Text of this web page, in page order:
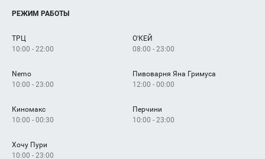
Услуги
Рекламодателям
Как добраться
РЕЖИМ РАБОТЫ
ТРЦ
10:00 - 22:00
О'КЕЙ
08:00 - 23:00
Nemo
10:00 - 23:00
Пивоварня Яна Гримуса
12:00 - 00:00
Киномакс
10:00 - 00:30
Перчини
10:00 - 23:00
Хочу Пури
10:00 - 23:00